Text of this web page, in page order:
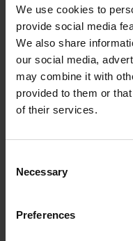
We use cookies to
provide social media
We also share
our social media,
may combine it with
provided to them or
of their services.
Selection
Necessary
Preferences
空心轴，直径达50 mm
极高定位精度
外壳直径 ≈ 87 mm
更多信息